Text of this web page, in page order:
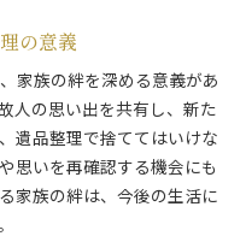
の意義
家族の絆を深める意義があ
人の思い出を共有し、新た
遺品整理で捨ててはいけな
思いを再確認する機会にも
家族の絆は、今後の生活に